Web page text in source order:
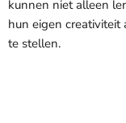
kunnen niet alleen
hun eigen creativiteit
te stellen.